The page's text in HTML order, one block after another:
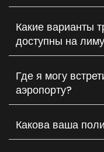
Какие варианты
доступны на
Где я могу
аэропорту?
Какова ваша